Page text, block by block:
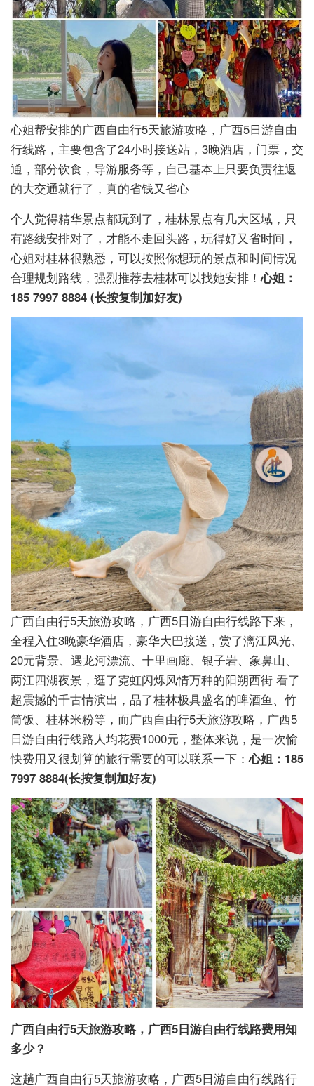
心姐帮安排的广西自由行5天旅游攻略，广西5日游自由
行线路，主要包含了24小时接送站，3晚酒店，门票，交
通，部分饮食，导游服务等，自己基本上只要负责往返
的大交通就行了，真的省钱又省心
个人觉得精华景点都玩到了，桂林景点有几大区域，只
有路线安排对了，才能不走回头路，玩得好又省时间，
心姐对桂林很熟悉，可以按照你想玩的景点和时间情况
合理规划路线，强烈推荐去桂林可以找她安排！心姐：
185 7997 8884 (长按复制加好友)
广西自由行5天旅游攻略，广西5日游自由行线路下来，
全程入住3晚豪华酒店，豪华大巴接送，赏了漓江风光、
20元背景、遇龙河漂流、十里画廊、银子岩、象鼻山、
两江四湖夜景，逛了霓虹闪烁风情万种的阳朔西街 看了
超震撼的千古情演出，品了桂林极具盛名的啤酒鱼、竹
筒饭、桂林米粉等，而广西自由行5天旅游攻略，广西5
日游自由行线路人均花费1000元，整体来说，是一次愉
快费用又很划算的旅行需要的可以联系一下：心姐：185
7997 8884(长按复制加好友)
广西自由行5天旅游攻略，广西5日游自由行线路费用知
多少？
这趟广西自由行5天旅游攻略，广西5日游自由行线路行